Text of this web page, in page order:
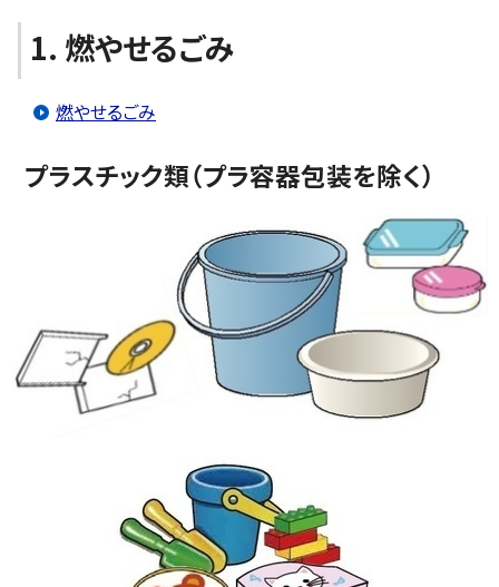
1. 燃やせるごみ
燃やせるごみ
プラスチック類（プラ容器包装を除く）